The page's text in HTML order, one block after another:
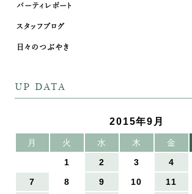
パーティレポート
スタッフブログ
日々のつぶやき
UP DATA
2015年9月
月 火 水 木 金
1
2 3 4
7
8 9 10 11